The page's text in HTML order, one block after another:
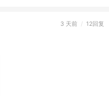
3 天前 / 12回复